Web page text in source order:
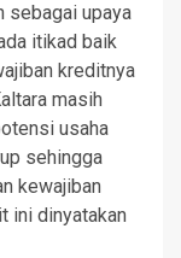
sebagai upaya
itikad baik
kreditnya
masih
usaha
sehingga
kewajiban
ini dinyatakan